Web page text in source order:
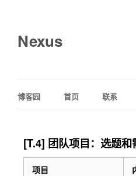
Nexus
博客园 首页 联系
[T.4] 团队项目：选题和
项目